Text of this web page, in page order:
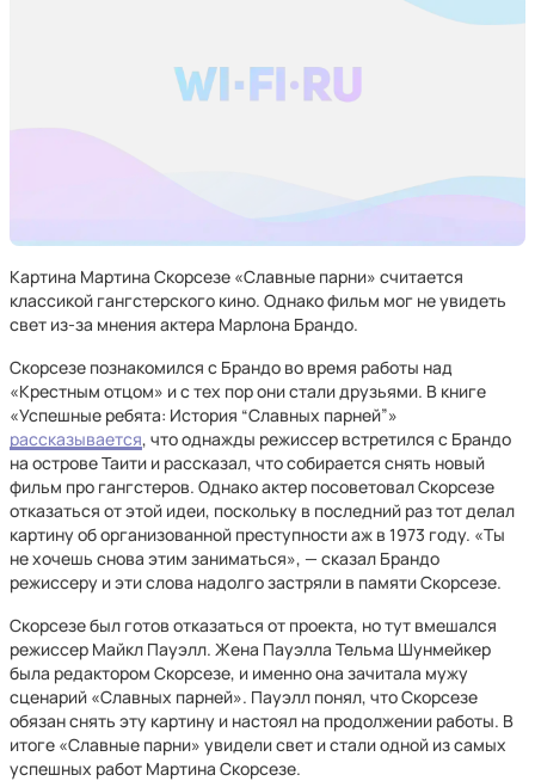
Картина Мартина Скорсезе «Славные парни» считается
классикой гангстерского кино. Однако фильм мог не увидеть
свет из-за мнения актера Марлона Брандо.
Скорсезе познакомился с Брандо во время работы над
«Крестным отцом» и с тех пор они стали друзьями. В книге
«Успешные ребята: История “Славных парней”»
рассказывается, что однажды режиссер встретился с Брандо
на острове Таити и рассказал, что собирается снять новый
фильм про гангстеров. Однако актер посоветовал Скорсезе
отказаться от этой идеи, поскольку в последний раз тот делал
картину об организованной преступности аж в 1973 году. «Ты
не хочешь снова этим заниматься», — сказал Брандо
режиссеру и эти слова надолго застряли в памяти Скорсезе.
Скорсезе был готов отказаться от проекта, но тут вмешался
режиссер Майкл Пауэлл. Жена Пауэлла Тельма Шунмейкер
была редактором Скорсезе, и именно она зачитала мужу
сценарий «Славных парней». Пауэлл понял, что Скорсезе
обязан снять эту картину и настоял на продолжении работы. В
итоге «Славные парни» увидели свет и стали одной из самых
успешных работ Мартина Скорсезе.